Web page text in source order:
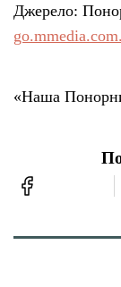
Джерело:
«Наша